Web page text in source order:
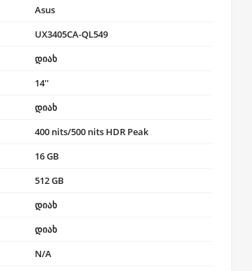
Asus
UX3405CA-QL549
დიახ
14''
დიახ
400 nits/500 nits HDR Peak
16 GB
512 GB
დიახ
დიახ
N/A